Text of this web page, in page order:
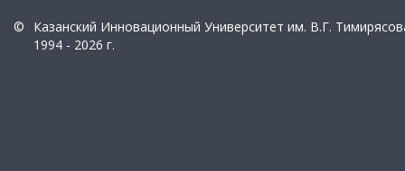
©
Казанский Инновационный Университет им. В.Г.
1994 - 2026 г.